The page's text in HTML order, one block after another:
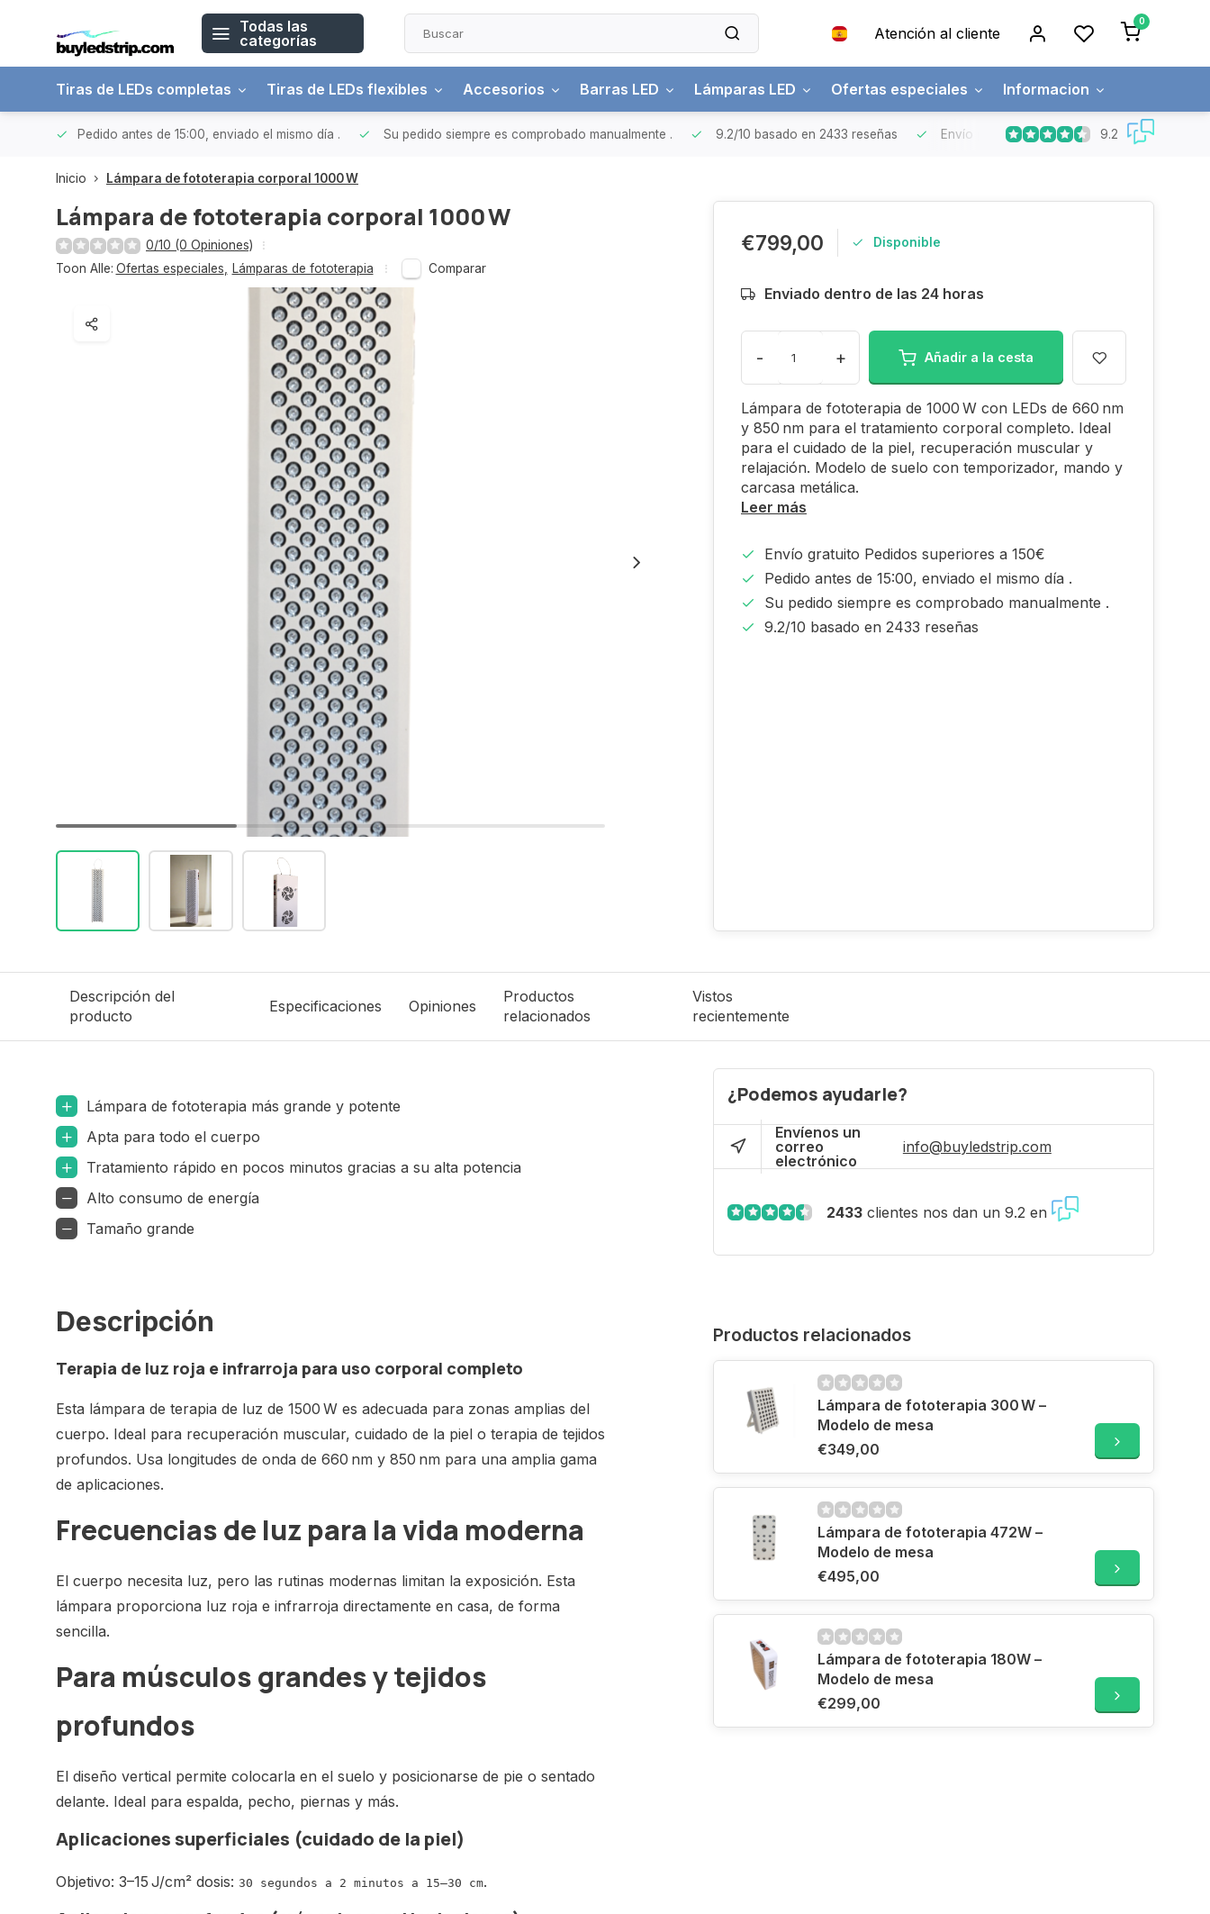
Todas las
categorías
Atención al cliente
0
Tiras de LEDs completas Tiras de LEDs flexibles Accesorios Barras LED Lámparas LED Ofertas especiales Informacion
Pedido antes de 15:00, enviado el mismo día . Su pedido siempre es comprobado manualmente . 9.2/10 basado en 2433 reseñas Envío gratuitoPedidos superiores a 150€
9.2
Inicio Lámpara de fototerapia corporal 1000 W
Lámpara de fototerapia corporal 1000 W
0/10 (0 Opiniones)
Toon Alle: Ofertas especiales Lámparas de fototerapia Comparar
€799,00 Disponible
Enviado dentro de las 24 horas
- + Añadir a la cesta
Lámpara de fototerapia de 1000 W con LEDs de 660 nm
y 850 nm para el tratamiento corporal completo. Ideal
para el cuidado de la piel, recuperación muscular y
relajación. Modelo de suelo con temporizador, mando y
carcasa metálica.
Leer más
Envío gratuito Pedidos superiores a 150€
Pedido antes de 15:00, enviado el mismo día .
Su pedido siempre es comprobado manualmente .
9.2/10 basado en 2433 reseñas
Descripción del
producto
Especificaciones Opiniones
Productos
relacionados
Vistos
recientemente
Lámpara de fototerapia más grande y potente
Apta para todo el cuerpo
Tratamiento rápido en pocos minutos gracias a su alta potencia
Alto consumo de energía
Tamaño grande
Descripción
Terapia de luz roja e infrarroja para uso corporal completo
Esta lámpara de terapia de luz de 1500 W es adecuada para zonas amplias del
cuerpo. Ideal para recuperación muscular, cuidado de la piel o terapia de tejidos
profundos. Usa longitudes de onda de 660 nm y 850 nm para una amplia gama
de aplicaciones.
Frecuencias de luz para la vida moderna
El cuerpo necesita luz, pero las rutinas modernas limitan la exposición. Esta
lámpara proporciona luz roja e infrarroja directamente en casa, de forma
sencilla.
Para músculos grandes y tejidos
profundos
El diseño vertical permite colocarla en el suelo y posicionarse de pie o sentado
delante. Ideal para espalda, pecho, piernas y más.
Aplicaciones superficiales (cuidado de la piel)
Objetivo: 3–15 J/cm² dosis: 30 segundos a 2 minutos a 15–30 cm.
¿Podemos ayudarle?
Envíenos un
correo
electrónico
info@buyledstrip.com
2433 clientes nos dan un 9.2 en
Productos relacionados
Lámpara de fototerapia 300 W –
Modelo de mesa
€349,00
Lámpara de fototerapia 472W –
Modelo de mesa
€495,00
Lámpara de fototerapia 180W –
Modelo de mesa
€299,00